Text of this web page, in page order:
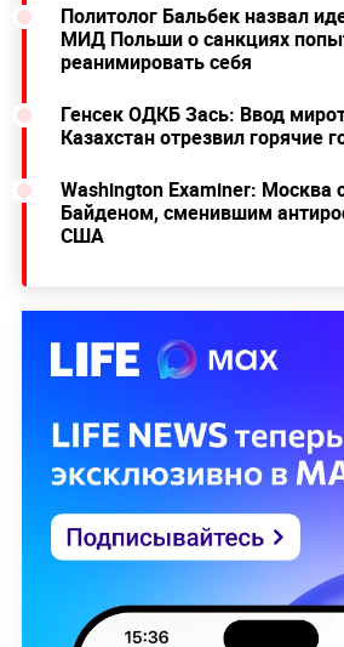
Политолог Бальбек назвал
МИД Польши о санкциях
реанимировать себя
Генсек ОДКБ Зась: Ввод
Казахстан отрезвил горячие
Washington Examiner: Москва
Байденом, сменившим
США